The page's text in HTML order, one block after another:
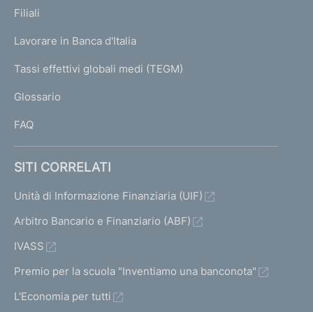
a
g
K
T
I
I
Filiali
Lavorare in Banca d'Italia
Tassi effettivi globali medi (TEGM)
Glossario
FAQ
SITI CORRELATI
Unità di Informazione Finanziaria (UIF)
Arbitro Bancario e Finanziario (ABF)
IVASS
Premio per la scuola "Inventiamo una banconota"
L'Economia per tutti